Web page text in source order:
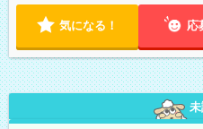
気になる！ 応